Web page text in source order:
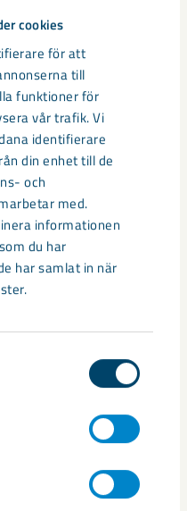
cookies
för att
till
funktioner för
vår trafik. Vi
identifierare
din enhet till de
och
med.
informationen
du har
har samlat in när
Kiruna
2026
av fastigheter i
den pågående gruvdriften